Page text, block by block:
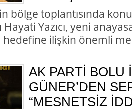
bölge toplantısında
Hayati Yazıcı, yeni
ilişkin önemli
AK PARTİ BOLU
GÜNER’DEN
“MESNETSİZ